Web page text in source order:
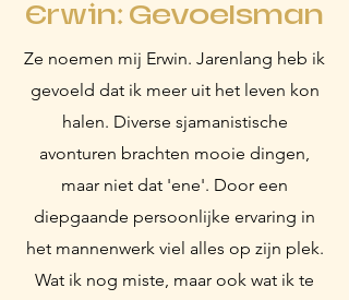
Erwin: Gevoelsman
Ze noemen mij Erwin. Jarenlang heb ik
gevoeld dat ik meer uit het leven kon
halen. Diverse sjamanistische
avonturen brachten mooie dingen,
maar niet dat 'ene'. Door een
diepgaande persoonlijke ervaring in
het mannenwerk viel alles op zijn plek.
Wat ik nog miste, maar ook wat ik te